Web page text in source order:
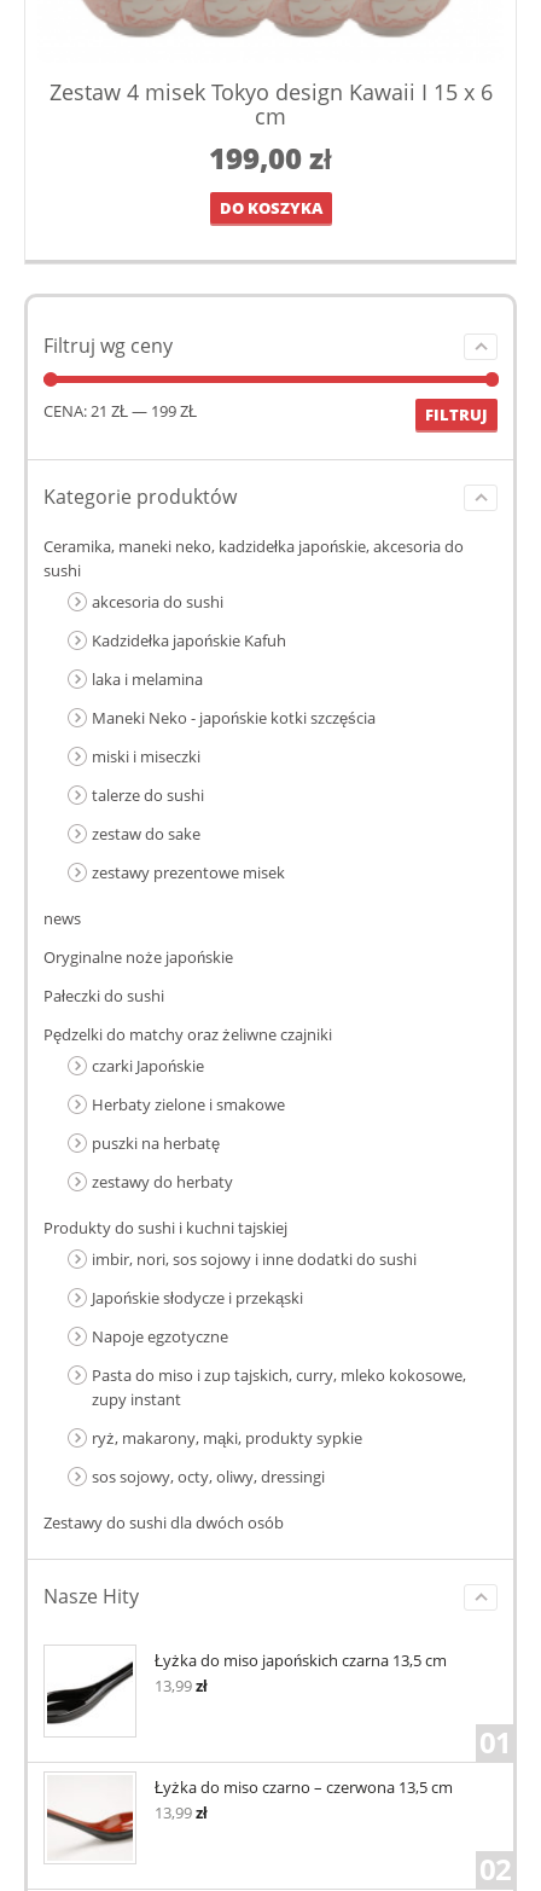
Zestaw 4 misek Tokyo design Kawaii I 15 x 6
cm
199,00zł
DO KOSZYKA
Filtruj wg ceny
FILTRUJ
CENA:21 ZŁ— 199 ZŁ
Kategorie produktów
Ceramika, maneki neko, kadzidełka japońskie, akcesoria do
sushi
akcesoria do sushi
Kadzidełka japońskie Kafuh
laka i melamina
Maneki Neko - japońskie kotki szczęścia
miski i miseczki
talerze do sushi
zestaw do sake
zestawy prezentowe misek
news
Oryginalne noże japońskie
Pałeczki do sushi
Pędzelki do matchy oraz żeliwne czajniki
czarki Japońskie
Herbaty zielone i smakowe
puszki na herbatę
zestawy do herbaty
Produkty do sushi i kuchni tajskiej
imbir, nori, sos sojowy i inne dodatki do sushi
Japońskie słodycze i przekąski
Napoje egzotyczne
Pasta do miso i zup tajskich, curry, mleko kokosowe,
zupy instant
ryż, makarony, mąki, produkty sypkie
sos sojowy, octy, oliwy, dressingi
Zestawy do sushi dla dwóch osób
Nasze Hity
Łyżka do miso japońskich czarna 13,5 cm
13,99zł
01
Łyżka do miso czarno – czerwona 13,5 cm
13,99zł
02